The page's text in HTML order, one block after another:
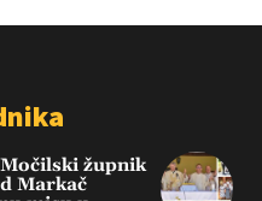
župnik
Markač